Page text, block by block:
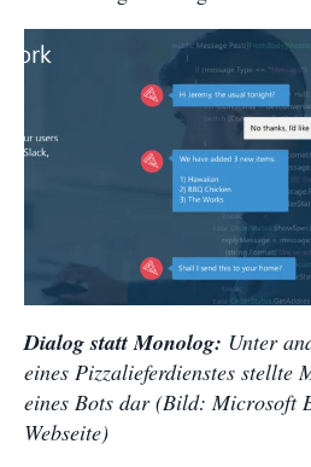
Dialog statt Monolog: Unter
eines Pizzalieferdienstes stellte
eines Bots dar (Bild: Microsoft
Webseite)